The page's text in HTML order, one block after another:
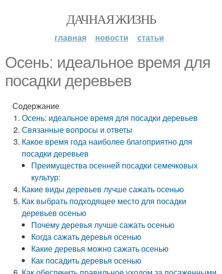
ДАЧНАЯ ЖИЗНЬ
главная новости статьи
Осень: идеальное время для
посадки деревьев
Содержание
Осень: идеальное время для посадки деревьев
Связанные вопросы и ответы
Какое время года наиболее благоприятно для
посадки деревьев
Преимущества осенней посадки семечковых
культур:
Какие виды деревьев лучше сажать осенью
Как выбрать подходящее место для посадки
деревьев осенью
Почему деревья лучше сажать осенью
Когда сажать деревья осенью
Какие деревья можно сажать осенью
Как посадить деревья осенью